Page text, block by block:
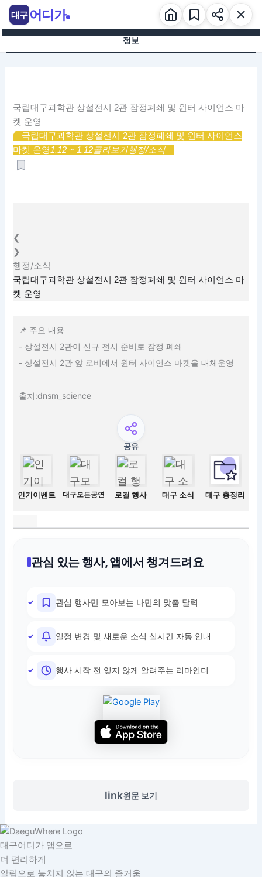
츠
정보
국립대구과학관 상설전시 2관 잠정폐쇄 및 윈터 사이언스 마
켓 운영
국립대구과학관 상설전시 2관 잠정폐쇄 및 윈터 사이언스
마켓 운영1.12 ~ 1.12골라보기행정/소식
❮
❯
행정/소식
국립대구과학관 상설전시 2관 잠정폐쇄 및 윈터 사이언스 마
켓 운영
📌 주요 내용
- 상설전시 2관이 신규 전시 준비로 잠정 폐쇄
- 상설전시 2관 앞 로비에서 윈터 사이언스 마켓을 대체운영
출처:dnsm_science
공유
인기이벤트 대구모든공연 로컬 행사 대구 소식 대구 총정리
관심 있는 행사, 앱에서 챙겨드려요
관심 행사만 모아보는 나만의 맞춤 달력
일정 변경 및 새로운 소식 실시간 자동 안내
행사 시작 전 잊지 않게 알려주는 리마인더
link원문 보기
대구 어디가
대구어디가 앱으로
더 편리하게
알림으로 놓치지 않는 대구의 즐거움